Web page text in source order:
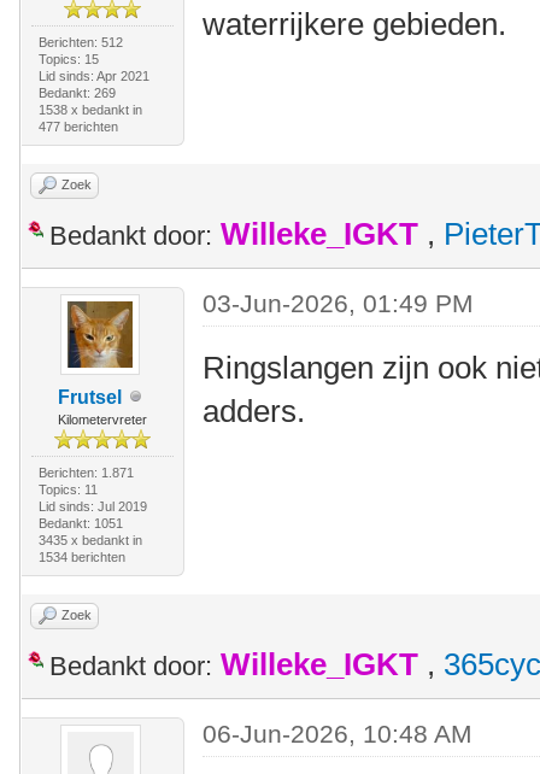
Berichten: 512
Topics: 15
Lid sinds: Apr 2021
Bedankt: 269
1538 x bedankt in
477 berichten
waterrijkere gebieden.
Zoek
Bedankt door: Willeke_IGKT ,
Frutsel
Kilometervreter
Berichten: 1.871
Topics: 11
Lid sinds: Jul 2019
Bedankt: 1051
3435 x bedankt in
1534 berichten
03-Jun-2026, 01:49 PM
Ringslangen zijn ook
adders.
Zoek
Bedankt door: Willeke_IGKT ,
06-Jun-2026, 10:48 AM